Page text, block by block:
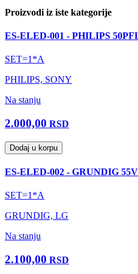
Proizvodi iz iste kategorije
ES-ELED-001 - PHILIPS
SET=1*A
PHILIPS, SONY
Na stanju
2.000,00 RSD
Dodaj u korpu
ES-ELED-002 - GRUNDIG
SET=1*A
GRUNDIG, LG
Na stanju
2.100,00 RSD